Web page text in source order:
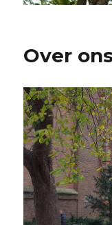
Over